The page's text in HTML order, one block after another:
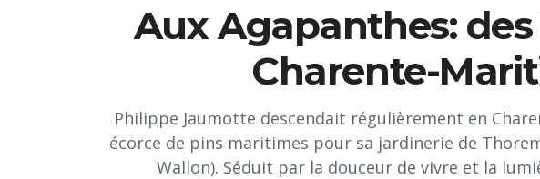
Aux Agapanthes:
Charente-
Philippe Jaumotte descendait régulièrement en
écorce de pins maritimes pour sa jardinerie de
Wallon). Séduit par la douceur de vivre et la